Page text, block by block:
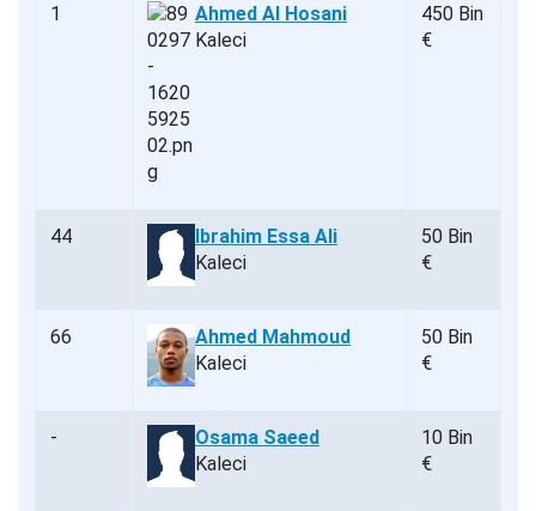
1
Ahmed Al Hosani
Kaleci
450 Bin
€
44
Ibrahim Essa Ali
Kaleci
50 Bin
€
66
Ahmed Mahmoud
Kaleci
50 Bin
€
-
Osama Saeed
Kaleci
10 Bin
€